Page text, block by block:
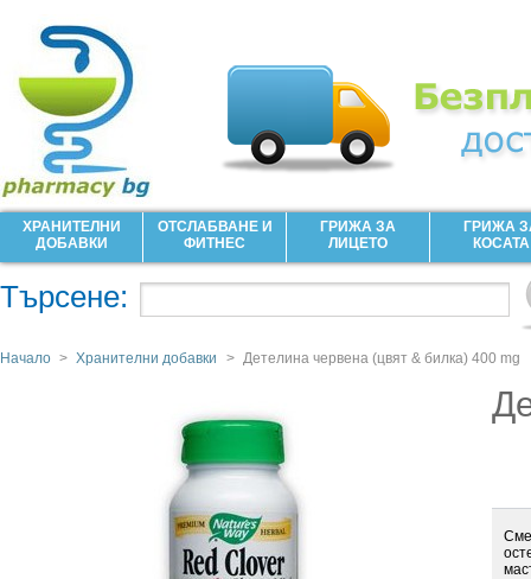
ХРАНИТЕЛНИ
ДОБАВКИ
ОТСЛАБВАНЕ И
ФИТНЕС
ГРИЖА ЗА
ЛИЦЕТО
ГРИЖА
КОСАТА
Търсене:
Начало > Хранителни добавки > Детелина червена (цвят & билка) 400 mg